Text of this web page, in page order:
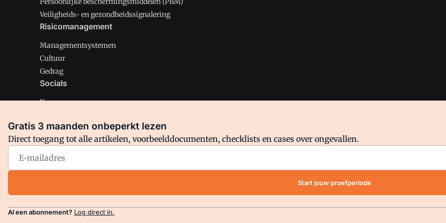
Veiligheids- en gezondheidssignalering
Risicomanagement
Managementsystemen
Cultuur
Gedrag
Socials
X
Facebook
Arbo is onderdeel van VMN media. Lees inons manifestwaar VMN media voor staat. Op gebruik van deze site zijn de
Gratis 3 maanden onbeperkt lezen
Direct toegang tot alle artikelen, voorbeelddocumenten, checklists en cases over ongevallen.
Start jouw proefperiode
Al een abonnement? Log direct in.